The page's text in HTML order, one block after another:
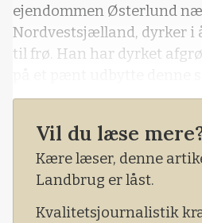
ejendommen Østerlund
Nordvestsjælland, dyrker i
til frø. Han har dyrket
Vil du læse
Kære læser, denne
Landbrug er låst.
Kvalitetsjournalistik